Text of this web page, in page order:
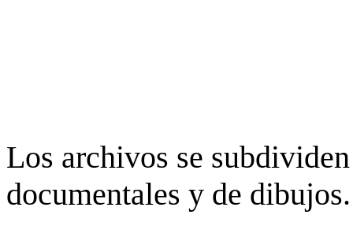
Los archivos se
documentales y de dibujos.